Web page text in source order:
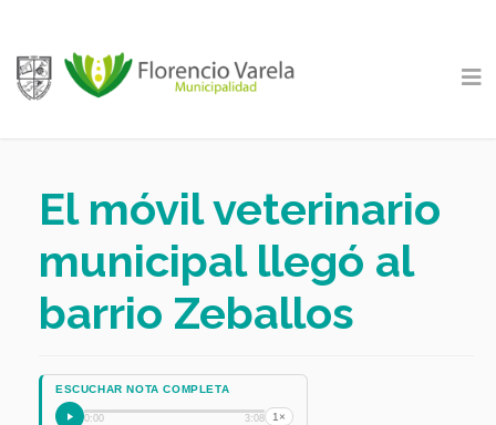
El móvil veterinario
municipal llegó al
barrio Zeballos
ESCUCHAR NOTA COMPLETA
0:00 3:08 1×